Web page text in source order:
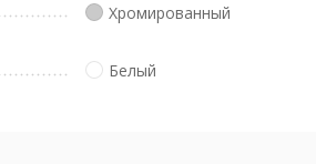
Хромированный
Белый